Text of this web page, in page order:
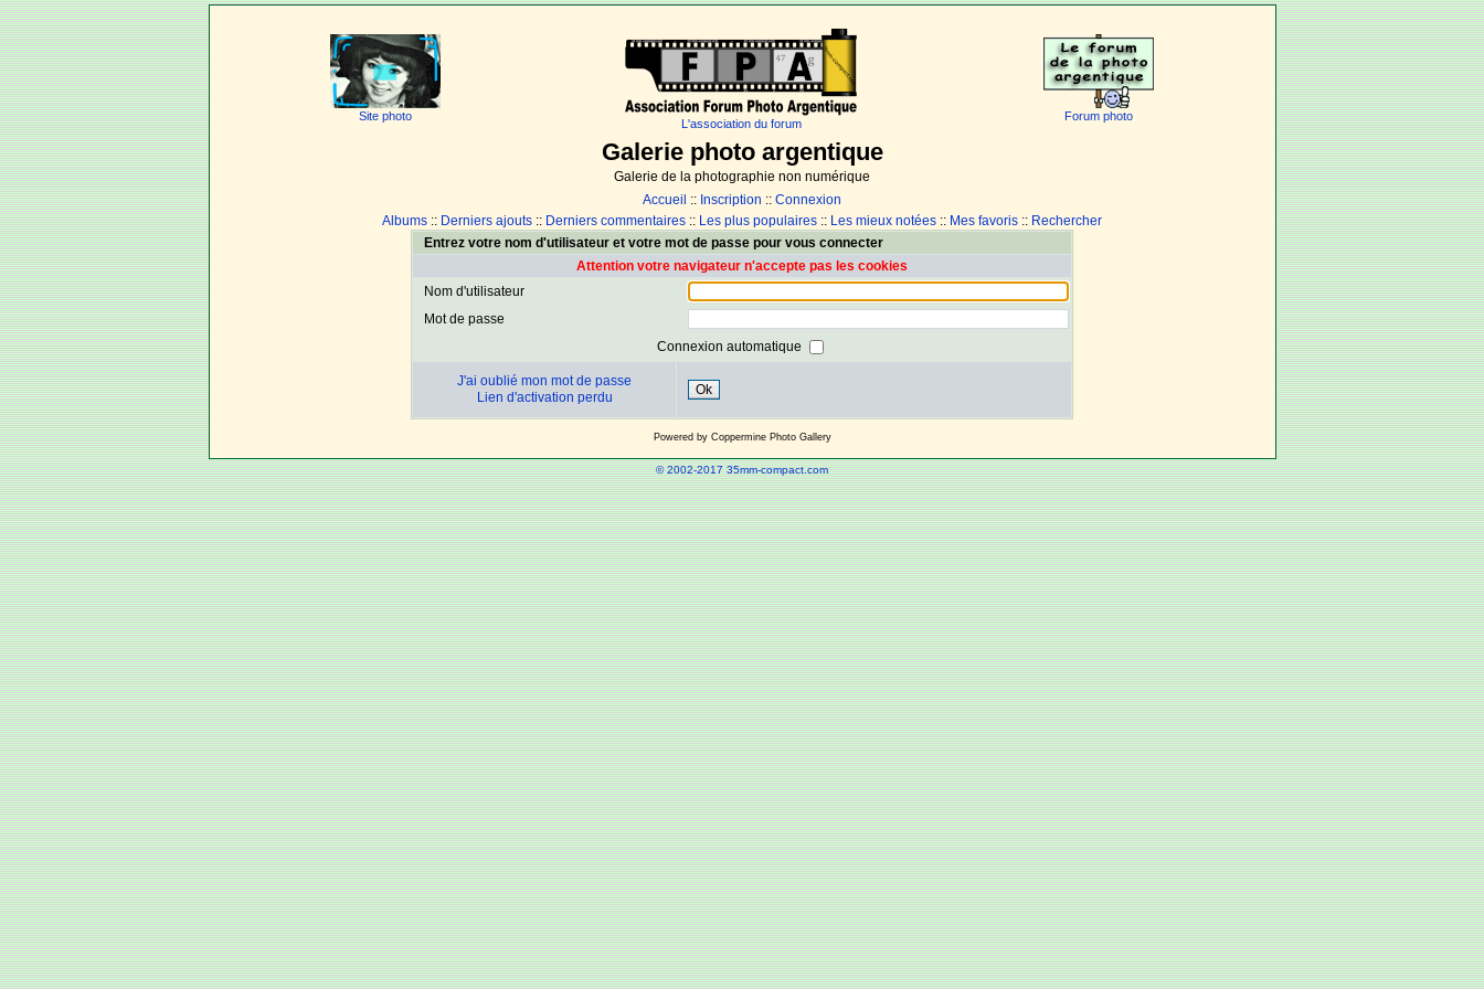
Site photo
L'association du forum
Forum photo
Galerie photo argentique
Galerie de la photographie non numérique
Accueil :: Inscription :: Connexion
Albums :: Derniers ajouts :: Derniers commentaires :: Les plus populaires :: Les mieux notées :: Mes favoris :: Rechercher
Entrez votre nom d'utilisateur et votre mot de passe pour vous connecter
Attention votre navigateur n'accepte pas les cookies
Nom d'utilisateur
Mot de passe
Connexion automatique
J'ai oublié mon mot de passe
Lien d'activation perdu
Ok
Powered by Coppermine Photo Gallery
© 2002-2017 35mm-compact.com